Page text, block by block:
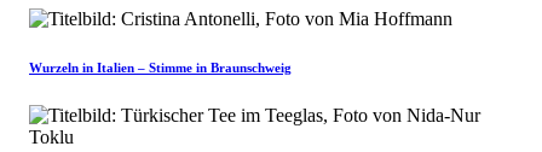
Wurzeln in Italien – Stimme in Braunschweig